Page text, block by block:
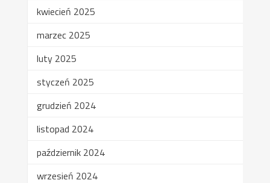
kwiecień 2025
marzec 2025
luty 2025
styczeń 2025
grudzień 2024
listopad 2024
październik 2024
wrzesień 2024